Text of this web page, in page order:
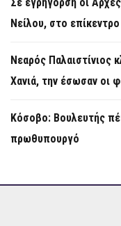
Νείλου, στο
Νεαρός Παλαιστίνιος
Χανιά, την έσωσαν οι
Κόσοβο: Βουλευτής
πρωθυπουργό